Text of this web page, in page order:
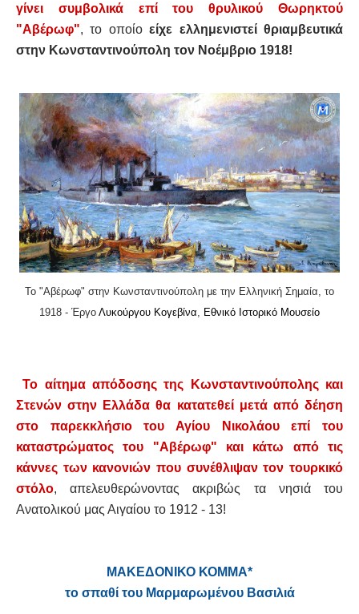
γίνει συμβολικά επί του θρυλικού Θωρηκτού
"Αβέρωφ", το οποίοείχε ελλημενιστεί θριαμβευτικά
στην Κωνσταντινούπολη τον Νοέμβριο 1918!
Το "Αβέρωφ" στην Κωνσταντινούπολη με την Ελληνική Σημαία, το
1918 - Έργο Λυκούργου Κογεβίνα Εθνικό Ιστορικό Μουσείο
Το αίτημα απόδοσης της Κωνσταντινούπολης και
Στενών στην Ελλάδα θα κατατεθεί μετά από δέηση
στο παρεκκλήσιο του Αγίου Νικολάου επί του
καταστρώματος του "Αβέρωφ" και κάτω από τις
κάννες των κανονιών που συνέθλιψαν τον τουρκικό
στόλο, απελευθερώνοντας ακριβώς τα νησιά του
Ανατολικού μας Αιγαίου το 1912 - 13!
ΜΑΚΕΔΟΝΙΚΟ ΚΟΜΜΑ*
το σπαθί του Μαρμαρωμένου Βασιλιά